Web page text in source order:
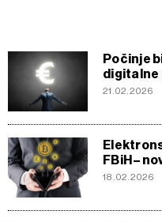
Počinje
digitalne
21.02.2026
FBiH –
18.02.2026